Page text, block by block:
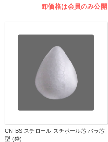
卸価格は会員のみ公開
CN-BS スチロール スチボール芯 バラ芯
型 (袋)